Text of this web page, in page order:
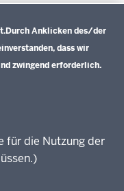
Durch Anklicken des/der
dass wir
zwingend erforderlich.
für die Nutzung der